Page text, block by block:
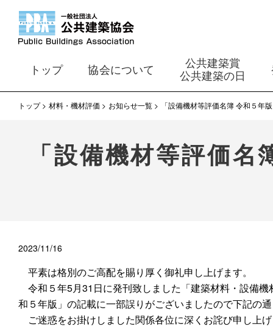
トップ 協会について
公共建築賞
公共建築の日
トップ 材料・機材評価 お知らせ一覧 「設備機材等評価名簿 令和５年
「設備機材等評価
2023/11/16
平素は格別のご高配を賜り厚く御礼申し上げます。
令和５年5月31日に発刊致しました「建築材料・設備
和５年版」の記載に一部誤りがございましたので下記の
ご迷惑をお掛けしました関係各位に深くお詫び申し上